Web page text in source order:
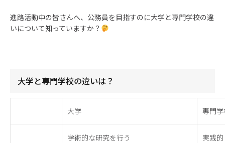
進路活動中の皆さんへ、公務員を目指すのに大学と専門学校の違
いについて知っていますか？
大学と専門学校の違いは？
大学 専門
学術的な研究を行う
実践